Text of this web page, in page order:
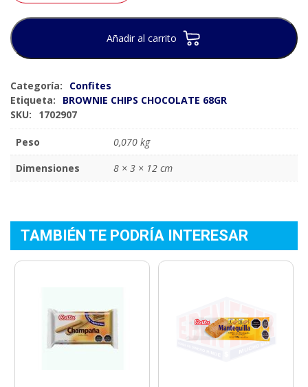
Añadir al carrito
Categoría:
Confites
Etiqueta:
BROWNIE CHIPS CHOCOLATE 68GR
SKU:
1702907
Peso
0,070 kg
Dimensiones
8 × 3 × 12 cm
TAMBIÉN TE PODRÍA INTERESAR